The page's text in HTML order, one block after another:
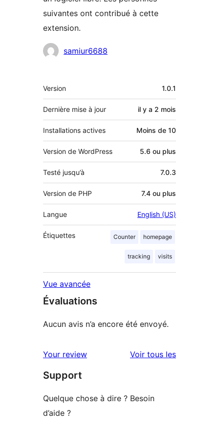
suivantes ont contribué à cette
extension.
Contributeurs
samiur6688
Méta
Version 1.0.1
Dernière mise à jour il y a 2 mois
Installations actives Moins de 10
Version de WordPress 5.6 ou plus
Testé jusqu’à 7.0.3
Version de PHP 7.4 ou plus
Langue English (US)
Étiquettes Counter homepage
tracking visits
Vue avancée
Évaluations
Aucun avis n’a encore été envoyé.
Your review Voir tous lesavis
Support
Quelque chose à dire ? Besoin
d’aide ?